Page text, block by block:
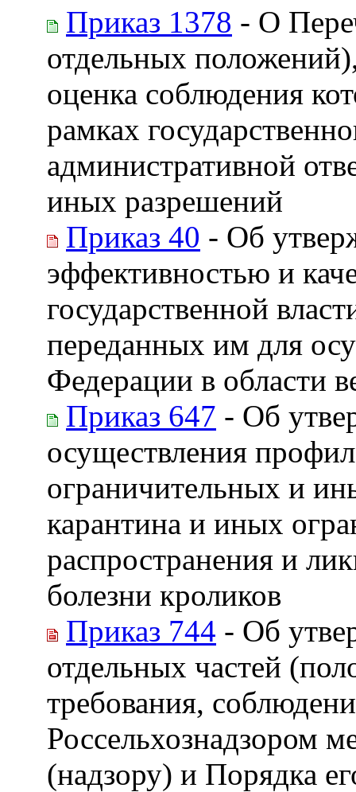
Приказ 1378 - О
отдельных
оценка соблюдения
рамках
административной
иных разрешений
Приказ 40 - Об
эффективностью и
государственной
переданных им для
Федерации в области
Приказ 647 - Об
осуществления
ограничительных и
карантина и иных
распространения и
болезни кроликов
Приказ 744 - Об
отдельных частей
требования,
Россельхознадзором
(надзору) и Порядка